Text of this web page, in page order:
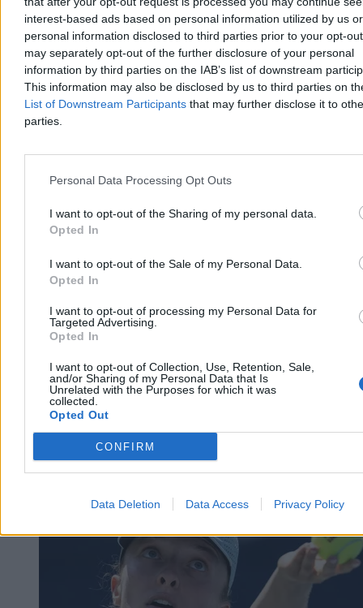
interest-based ads based on personal information utilized by us or
personal information disclosed to third parties prior to your opt-
may separately opt-out of the further disclosure of your personal
information by third parties on the IAB’s list of downstream
This information may also be disclosed by us to third parties on
List of Downstream Participants that may further disclose it to
parties.
Personal Data Processing Opt Outs
I want to opt-out of the Sharing of my personal data.
Opted In
I want to opt-out of the Sale of my Personal Data.
Opted In
I want to opt-out of processing my Personal Data for
Targeted Advertising.
Opted In
I want to opt-out of Collection, Use, Retention, Sale,
and/or Sharing of my Personal Data that Is
Unrelated with the Purposes for which it was
collected.
Opted Out
CONFIRM
Data Deletion Data Access Privacy Policy
Debiut Lewandowskiego w Leagues Cup. Trener
gości wyrzucony z boiska
Chicago Fire wygrywa 2:0 z Club Necaxa w pierwszym meczu
Leagues Cup 2026. Bramki zdobyli Jonathan Dean i Andrew
Gutman, a trener gości Martín Varini został wyrzucony z boiska po
czerwonej kartce w 78. minucie. Robert Lewandowski nie trafił do
siatki, mimo kilku prób.
Dzisiaj 04:40